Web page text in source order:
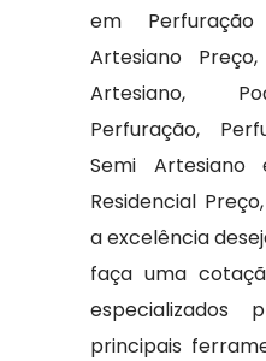
em
Artesiano
Artesiano,
Perfuração,
Semi Artesiano
Residencial
a excelência
faça uma
especializados
principais